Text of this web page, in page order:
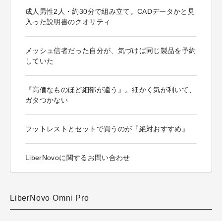
成人男性2人・約30分で組み立て。CADデータかと見
入った説明書のクオリティ
メッシュ信者だった自分が、気づけば同じ製品を予約
していた
『高価なものほど細部が違う』。細かく気が利いて、
ガタつかない
フットレストとセットで買うのが『絶対おすすめ』
LiberNovoに関するお問い合わせ
LiberNovo Omni Pro